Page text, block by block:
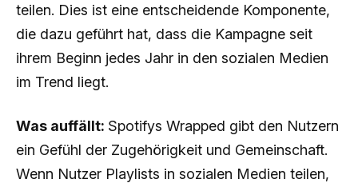
teilen. Dies ist eine entscheidende Komponente,
die dazu geführt hat, dass die Kampagne seit
ihrem Beginn jedes Jahr in den sozialen Medien
im Trend liegt.
Was auffällt: Spotifys Wrapped gibt den Nutzern
ein Gefühl der Zugehörigkeit und Gemeinschaft.
Wenn Nutzer Playlists in sozialen Medien teilen,